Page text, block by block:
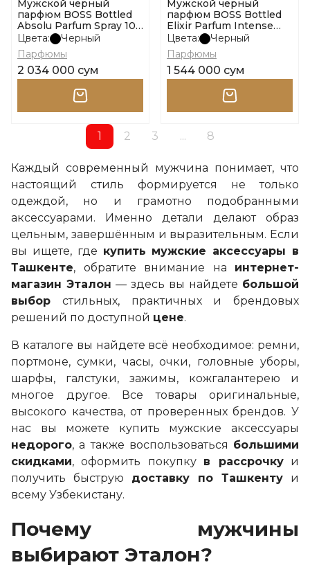
Мужской черный
парфюм BOSS Bottled
Absolu Parfum Spray 100
ml размер 100ml
Цвета:
Черный
Парфюмы
2 034 000 сум
Мужской черный
парфюм BOSS Bottled
Elixir Parfum Intense
Spray размер 50ml
Цвета:
Черный
Парфюмы
1 544 000 сум
1 2 3 ... 8
Каждый современный мужчина понимает, что
настоящий стиль формируется не только
одеждой, но и грамотно подобранными
аксессуарами. Именно детали делают образ
цельным, завершённым и выразительным. Если
вы ищете, где купить мужские аксессуары в
Ташкенте, обратите внимание на интернет-
магазин Эталон — здесь вы найдете большой
выбор стильных, практичных и брендовых
решений по доступной цене.
В каталоге вы найдете всё необходимое: ремни,
портмоне, сумки, часы, очки, головные уборы,
шарфы, галстуки, зажимы, кожгалантерею и
многое другое. Все товары оригинальные,
высокого качества, от проверенных брендов. У
нас вы можете купить мужские аксессуары
недорого, а также воспользоваться большими
скидками, оформить покупку в рассрочкуи
получить быструю доставку по Ташкенту и
всему Узбекистану.
Почему мужчины
выбирают Эталон?